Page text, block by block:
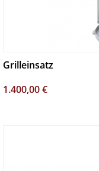
Grilleinsatz
1.400,00 €